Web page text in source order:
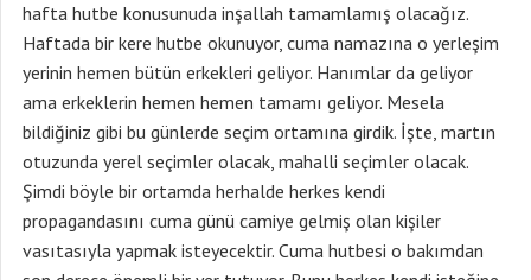
hafta hutbe konusunuda inşallah tamamlamış olacağız.
Haftada bir kere hutbe okunuyor, cuma namazına o yerleşim
yerinin hemen bütün erkekleri geliyor. Hanımlar da geliyor
ama erkeklerin hemen hemen tamamı geliyor. Mesela
bildiğiniz gibi bu günlerde seçim ortamına girdik. İşte, martın
otuzunda yerel seçimler olacak, mahalli seçimler olacak.
Şimdi böyle bir ortamda herhalde herkes kendi
propagandasını cuma günü camiye gelmiş olan kişiler
vasıtasıyla yapmak isteyecektir. Cuma hutbesi o bakımdan